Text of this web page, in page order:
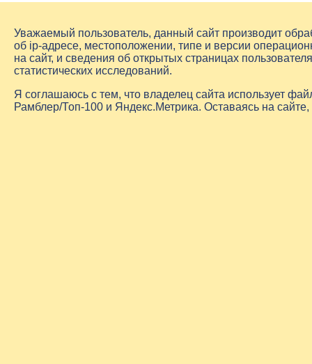
Уважаемый пользователь, данный сайт производит
об ip-адресе, местоположении, типе и версии
на сайт, и сведения об открытых страницах
статистических исследований.
Я соглашаюсь с тем, что владелец сайта использует
Рамблер/Топ-100 и Яндекс.Метрика. Оставаясь на